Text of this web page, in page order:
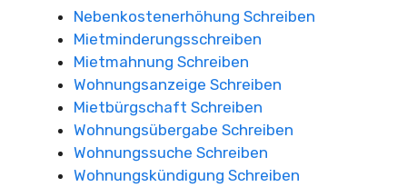
Nebenkostenerhöhung Schreiben
Mietminderungsschreiben
Mietmahnung Schreiben
Wohnungsanzeige Schreiben
Mietbürgschaft Schreiben
Wohnungsübergabe Schreiben
Wohnungssuche Schreiben
Wohnungskündigung Schreiben